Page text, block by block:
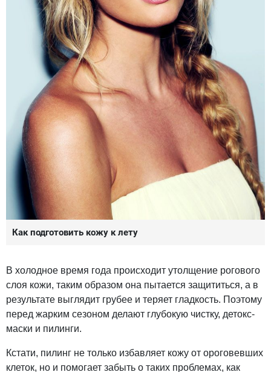
Как подготовить кожу к лету
В холодное время года происходит утолщение рогового
слоя кожи, таким образом она пытается защититься, а в
результате выглядит грубее и теряет гладкость. Поэтому
перед жарким сезоном делают глубокую чистку, детокс-
маски и пилинги.
Кстати, пилинг не только избавляет кожу от ороговевших
клеток, но и помогает забыть о таких проблемах, как